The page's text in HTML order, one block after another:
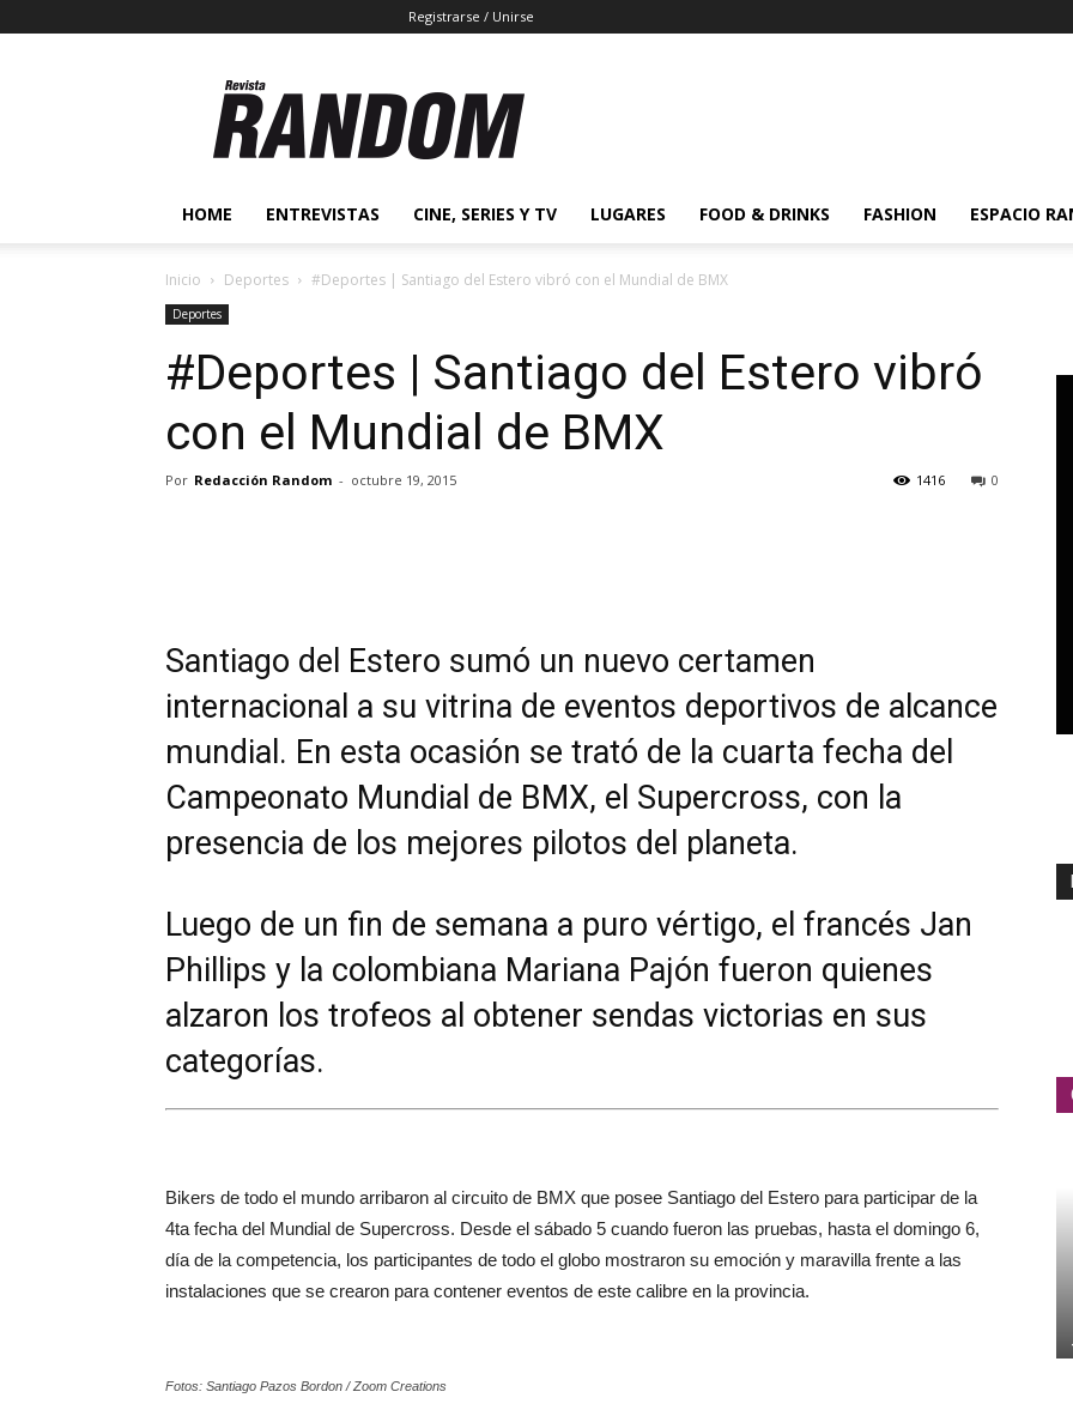
Registrarse / Unirse
Revista
Random
2.0
HOME ENTREVISTAS CINE, SERIES Y TV LUGARES FOOD & DRINKS FASHION ESPACIO
Inicio Deportes #Deportes | Santiago del Estero vibró con el Mundial de BMX
Deportes
#Deportes | Santiago del Estero vibró
con el Mundial de BMX
Por Redacción Random - octubre 19, 2015 0
1416
Santiago del Estero sumó un nuevo certamen
internacional a su vitrina de eventos deportivos de alcance
mundial. En esta ocasión se trató de la cuarta fecha del
Campeonato Mundial de BMX, el Supercross, con la
presencia de los mejores pilotos del planeta.
Luego de un fin de semana a puro vértigo, el francés Jan
Phillips y la colombiana Mariana Pajón fueron quienes
alzaron los trofeos al obtener sendas victorias en sus
categorías.
Bikers de todo el mundo arribaron al circuito de BMX que posee Santiago del Estero para participar de la
4ta fecha del Mundial de Supercross. Desde el sábado 5 cuando fueron las pruebas, hasta el domingo 6,
día de la competencia, los participantes de todo el globo mostraron su emoción y maravilla frente a las
instalaciones que se crearon para contener eventos de este calibre en la provincia.
Fotos: Santiago Pazos Bordon / Zoom Creations